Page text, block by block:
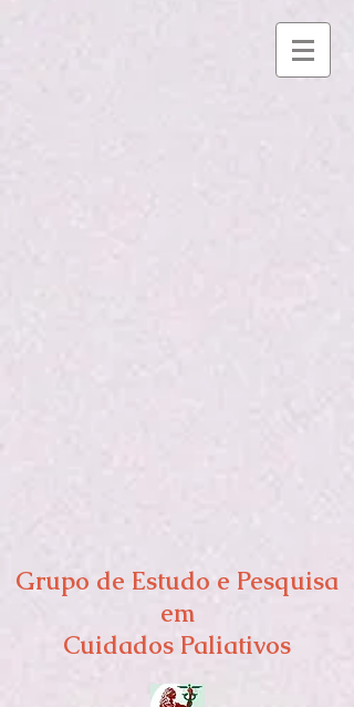
Grupo de Estudo e Pesquisa
em
Cuidados Paliativos